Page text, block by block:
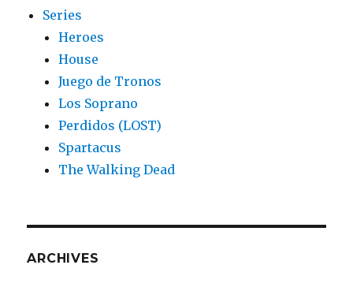
Series
Heroes
House
Juego de Tronos
Los Soprano
Perdidos (LOST)
Spartacus
The Walking Dead
ARCHIVES